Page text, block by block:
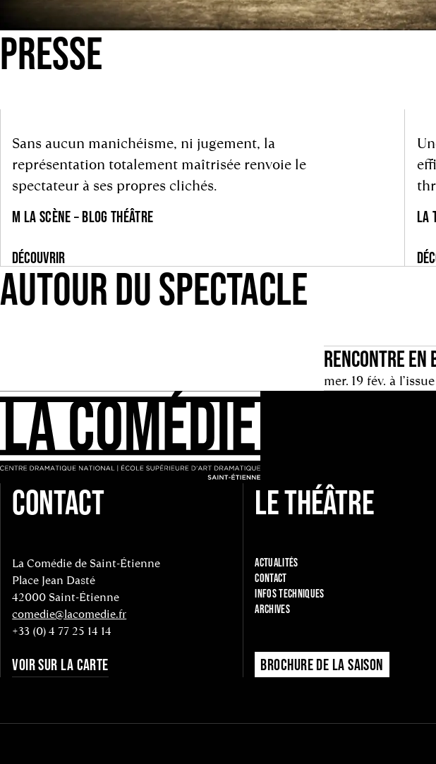
PRESSE
Sans aucun manichéisme, ni jugement, la
représentation totalement maîtrisée renvoie le
spectateur à ses propres clichés.
M LA SCÈNE – BLOG THÉÂTRE
DÉCOUVRIR
LA
AUTOUR DU SPECTACLE
RENCONTRE EN
mer. 19 fév. à
CONTACT
La Comédie de Saint-Étienne
Place Jean Dasté
42000 Saint-Étienne
comedie@lacomedie.fr
+33 (0) 4 77 25 14 14
VOIR SUR LA CARTE
LE THÉÂTRE
ACTUALITÉS
CONTACT
INFOS TECHNIQUES
ARCHIVES
BROCHURE DE LA SAISON